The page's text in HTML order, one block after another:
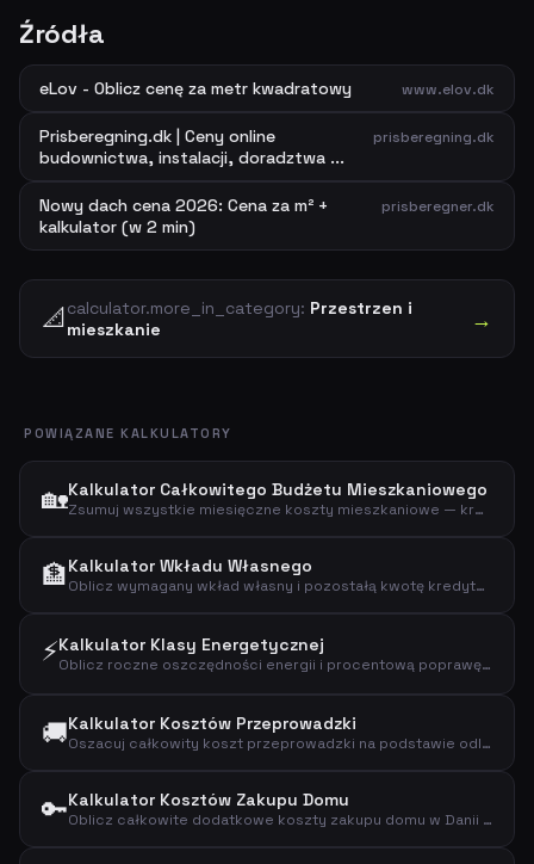
Źródła
eLov - Oblicz cenę za metr kwadratowy www.elov.dk
Prisberegning.dk | Ceny online
budownictwa, instalacji, doradztwa ...
prisberegning.dk
Nowy dach cena 2026: Cena za m² +
kalkulator (w 2 min)
prisberegner.dk
📐 calculator.more_in_category: Przestrzen i
mieszkanie
→
POWIĄZANE KALKULATORY
🏡Kalkulator Całkowitego Budżetu Mieszkaniowego
Zsumuj wszystkie miesięczne koszty mieszkaniowe — kredyt hipoteczny, podatek od nieruchomości, ubezpieczenie, prąd, ogrzewanie i wodę — aby zobaczyć całkowity budżet mieszkaniowy.
🏦Kalkulator Wkładu Własnego
Oblicz wymagany wkład własny i pozostałą kwotę kredytu na podstawie ceny zakupu i procentu wkładu własnego.
⚡Kalkulator Klasy Energetycznej
Oblicz roczne oszczędności energii i procentową poprawę przy modernizacji wydajności energetycznej domu.
🚚Kalkulator Kosztów Przeprowadzki
Oszacuj całkowity koszt przeprowadzki na podstawie odległości, wielkości mieszkania, piętra i dodatkowych usług.
🔑Kalkulator Kosztów Zakupu Domu
Oblicz całkowite dodatkowe koszty zakupu domu w Danii — opłaty rejestracyjne, prawnik, opłaty bankowe i ubezpieczenie tytułu własności.